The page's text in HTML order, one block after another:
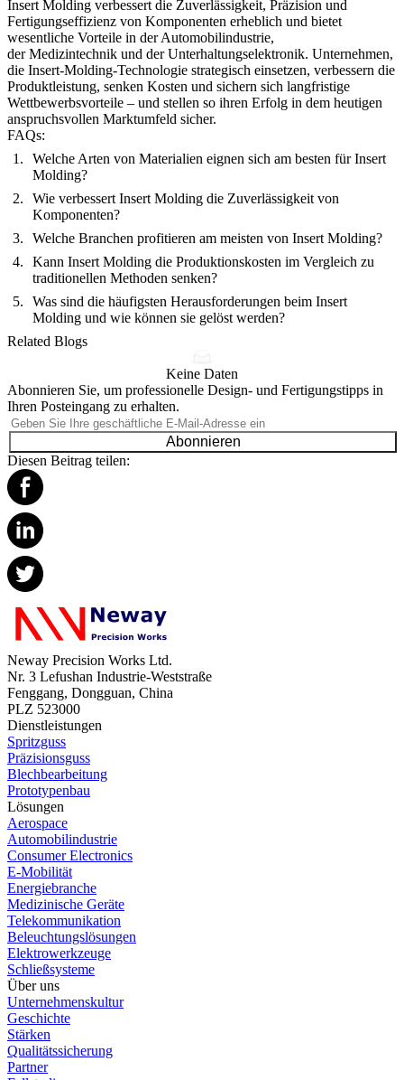
Insert Molding verbessert die Zuverlässigkeit, Präzision und
Fertigungseffizienz von Komponenten erheblich und bietet
wesentliche Vorteile in derAutomobilindustrie,
derMedizintechnik und derUnterhaltungselektronik. Unternehmen,
die Insert-Molding-Technologie strategisch einsetzen, verbessern die
Produktleistung, senken Kosten und sichern sich langfristige
Wettbewerbsvorteile – und stellen so ihren Erfolg in dem heutigen
anspruchsvollen Marktumfeld sicher.
FAQs:
Welche Arten von Materialien eignen sich am besten für Insert
Molding?
Wie verbessert Insert Molding die Zuverlässigkeit von
Komponenten?
Welche Branchen profitieren am meisten von Insert Molding?
Kann Insert Molding die Produktionskosten im Vergleich zu
traditionellen Methoden senken?
Was sind die häufigsten Herausforderungen beim Insert
Molding und wie können sie gelöst werden?
Related Blogs
Keine Daten
Abonnieren Sie, um professionelle Design- und Fertigungstipps in
Ihren Posteingang zu erhalten.
Abonnieren
Diesen Beitrag teilen:
Neway Precision Works Ltd.
Nr. 3 Lefushan Industrie-Weststraße
Fenggang, Dongguan, China
PLZ 523000
Dienstleistungen
Spritzguss
Präzisionsguss
Blechbearbeitung
Prototypenbau
Lösungen
Aerospace
Automobilindustrie
Consumer Electronics
E-Mobilität
Energiebranche
Medizinische Geräte
Telekommunikation
Beleuchtungslösungen
Elektrowerkzeuge
Schließsysteme
Über uns
Unternehmenskultur
Geschichte
Stärken
Qualitätssicherung
Partner